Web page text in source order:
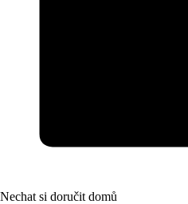
Nechat si doručit domů